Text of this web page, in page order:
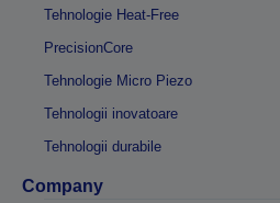
Tehnologie Heat-Free
PrecisionCore
Tehnologie Micro Piezo
Tehnologii inovatoare
Tehnologii durabile
Company